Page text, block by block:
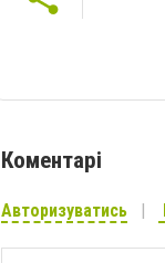
Коментарі
Авторизуватись